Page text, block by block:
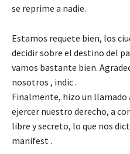
se reprime a nadie.
Estamos requete bien, los
decidir sobre el destino del
vamos bastante bien.
nosotros , indic .
Finalmente, hizo un llamado
ejercer nuestro derecho, a
libre y secreto, lo que nos
manifest .